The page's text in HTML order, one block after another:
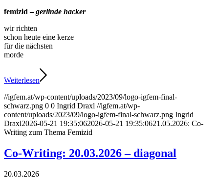
femizid –gerlinde hacker
wir richten
schon heute eine kerze
für die nächsten
morde
Weiterlesen
//igfem.at/wp-content/uploads/2023/09/logo-igfem-final-
schwarz.png 0 0 Ingrid Draxl //igfem.at/wp-
content/uploads/2023/09/logo-igfem-final-schwarz.png Ingrid
Draxl2026-05-21 19:35:062026-05-21 19:35:0621.05.2026: Co-
Writing zum Thema Femizid
Co-Writing: 20.03.2026 – diagonal
20.03.2026